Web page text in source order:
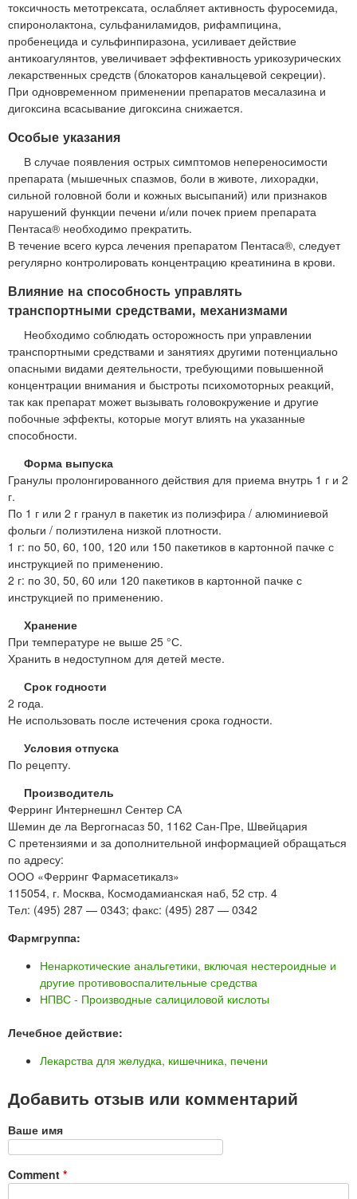
токсичность метотрексата, ослабляет активность фуросемида,
спиронолактона, сульфаниламидов, рифампицина,
пробенецида и сульфинпиразона, усиливает действие
антикоагулянтов, увеличивает эффективность урикозурических
лекарственных средств (блокаторов канальцевой секреции).
При одновременном применении препаратов месалазина и
дигоксина всасывание дигоксина снижается.
Особые указания
В случае появления острых симптомов непереносимости
препарата (мышечных спазмов, боли в животе, лихорадки,
сильной головной боли и кожных высыпаний) или признаков
нарушений функции печени и/или почек прием препарата
Пентаса® необходимо прекратить.
В течение всего курса лечения препаратом Пентаса®, следует
регулярно контролировать концентрацию креатинина в крови.
Влияние на способность управлять
транспортными средствами, механизмами
Необходимо соблюдать осторожность при управлении
транспортными средствами и занятиях другими потенциально
опасными видами деятельности, требующими повышенной
концентрации внимания и быстроты психомоторных реакций,
так как препарат может вызывать головокружение и другие
побочные эффекты, которые могут влиять на указанные
способности.
Форма выпуска
Гранулы пролонгированного действия для приема внутрь 1 г и 2
г.
По 1 г или 2 г гранул в пакетик из полиэфира / алюминиевой
фольги / полиэтилена низкой плотности.
1 г: по 50, 60, 100, 120 или 150 пакетиков в картонной пачке с
инструкцией по применению.
2 г: по 30, 50, 60 или 120 пакетиков в картонной пачке с
инструкцией по применению.
Хранение
При температуре не выше 25 °С.
Хранить в недоступном для детей месте.
Срок годности
2 года.
Не использовать после истечения срока годности.
Условия отпуска
По рецепту.
Производитель
Ферринг Интернешнл Сентер СА
Шемин де ла Вергогнасаз 50, 1162 Сан-Пре, Швейцария
С претензиями и за дополнительной информацией обращаться
по адресу:
ООО «Ферринг Фармасетикалз»
115054, г. Москва, Космодамианская наб, 52 стр. 4
Тел: (495) 287 — 0343; факс: (495) 287 — 0342
Фармгруппа:
Ненаркотические анальгетики, включая нестероидные и
другие противовоспалительные средства
НПВС - Производные салициловой кислоты
Лечебное действие:
Лекарства для желудка, кишечника, печени
Добавить отзыв или комментарий
Ваше имя
Comment *